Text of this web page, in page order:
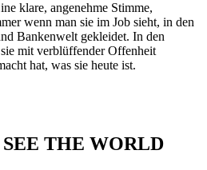
klare, angenehme Stimme,
wenn man sie im Job sieht, in den
Bankenwelt gekleidet. In den
mit verblüffender Offenheit
hat, was sie heute ist.
SEE THE WORLD